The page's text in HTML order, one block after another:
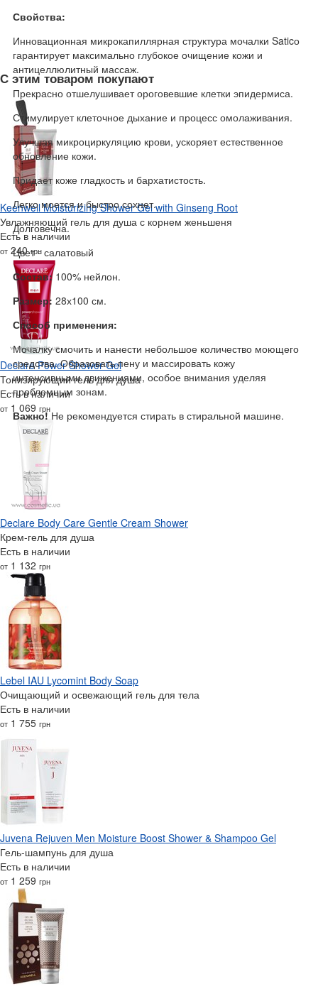
Свойства:
Инновационная микрокапиллярная структура мочалки Saticо
гарантирует максимально глубокое очищение кожи и
антицеллюлитный массаж.
Прекрасно отшелушивает ороговевшие клетки эпидермиса.
Стимулирует клеточное дыхание и процесс омолаживания.
Улучшая микроциркуляцию крови, ускоряет естественное
обновление кожи.
Придает коже гладкость и бархатистость.
Легко моется и быстро сохнет.
Долговечна.
Цвет - салатовый
Состав:100% нейлон.
Размер: 28х100 см.
Способ применения:
Мочалку смочить и нанести небольшое количество моющего
средства. Образовать пену и массировать кожу
интенсивными движениями, особое внимания уделяя
проблемным зонам.
Важно!Не рекомендуется стирать в стиральной машине.
С этим товаром покупают
Keenwell Moisturizing Shower Gel with Ginseng Root
Увлажняющий гель для душа с корнем женьшеня
Есть в наличии
от 240грн
Declare Power Shower Gel
Тонизирующий гель для душа
Есть в наличии
от 1 069 грн
Declare Body Care Gentle Cream Shower
Крем-гель для душа
Есть в наличии
от 1 132 грн
Lebel IAU Lycomint Body Soap
Очищающий и освежающий гель для тела
Есть в наличии
от 1 755 грн
Juvena Rejuven Men Moisture Boost Shower & Shampoo Gel
Гель-шампунь для душа
Есть в наличии
от 1 259 грн